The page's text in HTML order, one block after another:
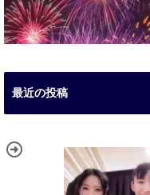
最近の投稿